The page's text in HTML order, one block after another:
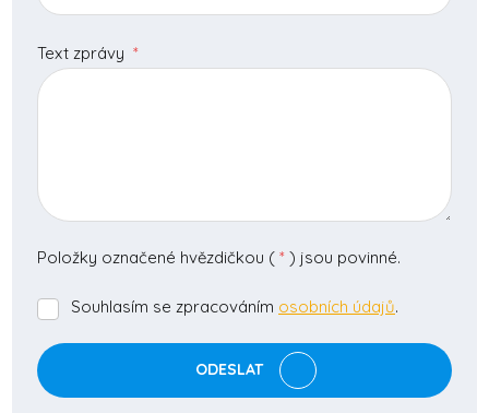
Text zprávy *
Položky označené hvězdičkou ( * ) jsou povinné.
Souhlasím
zpracováním
osobních
údajů.
Souhlasím se zpracováním osobních údajů.
ODESLAT